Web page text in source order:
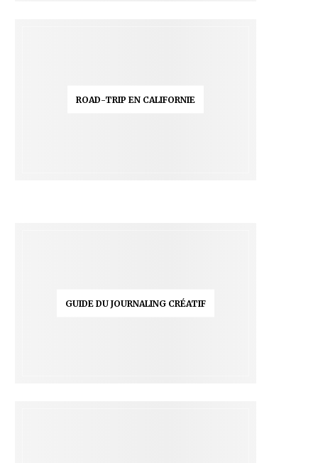
ROAD-TRIP EN CALIFORNIE
GUIDE DU JOURNALING CRÉATIF